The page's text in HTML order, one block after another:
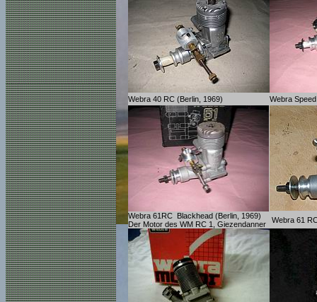
Webra 40 RC (Berlin, 1969) Webra
Webra 61RC Blackhead (Berlin, 1969)
Der Motor des WM RC 1, Giezendanner
Webra 61